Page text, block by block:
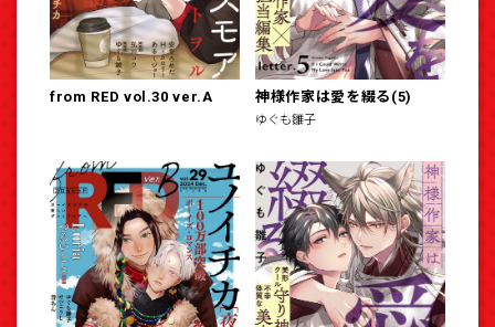
from RED vol.30 ver.A 神様作家は愛を綴る(5)
ゆぐも雛子